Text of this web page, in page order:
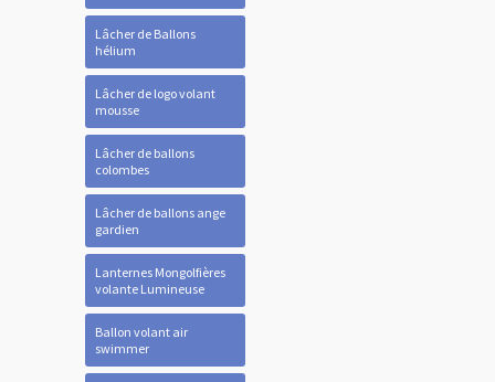
Lâcher de Ballons
hélium
Lâcher de logo volant
mousse
Lâcher de ballons
colombes
Lâcher de ballons ange
gardien
Lanternes Mongolfières
volante Lumineuse
Ballon volant air
swimmer